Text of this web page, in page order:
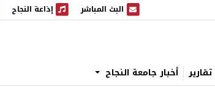
البث المباشر
البث المباشر إذاعة النجاح
إذاعة النجاح
تقارير أخبار جامعة النجاح